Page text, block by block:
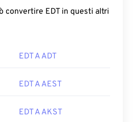
convertire EDT in questi altri
EDT A ADT
EDT A AEST
EDT A AKST